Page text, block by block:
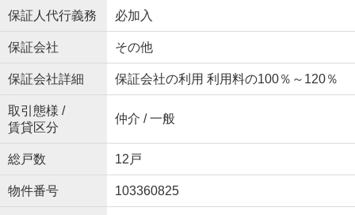
保証人代行義務 必加入
保証会社 その他
保証会社詳細 保証会社の利用 利用料の100％～120％
取引態様 /
賃貸区分
仲介 / 一般
総戸数 12戸
物件番号 103360825